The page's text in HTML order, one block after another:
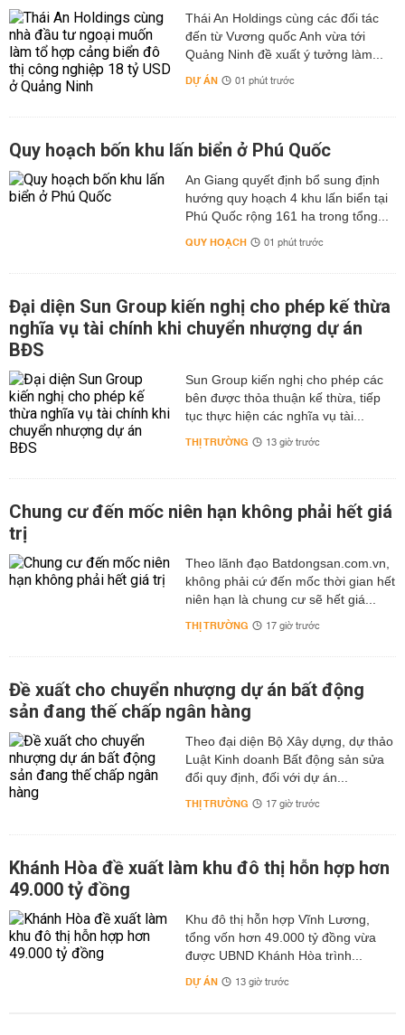
Thái An Holdings cùng các đối tác
đến từ Vương quốc Anh vừa tới
Quảng Ninh đề xuất ý tưởng làm...
DỰ ÁN 01 phút trước
Quy hoạch bốn khu lấn biển ở Phú Quốc
An Giang quyết định bổ sung định
hướng quy hoạch 4 khu lấn biển tại
Phú Quốc rộng 161 ha trong tổng...
QUY HOẠCH 01 phút trước
Đại diện Sun Group kiến nghị cho phép kế thừa
nghĩa vụ tài chính khi chuyển nhượng dự án
BĐS
Sun Group kiến nghị cho phép các
bên được thỏa thuận kế thừa, tiếp
tục thực hiện các nghĩa vụ tài...
THỊ TRƯỜNG 13 giờ trước
Chung cư đến mốc niên hạn không phải hết giá
trị
Theo lãnh đạo Batdongsan.com.vn,
không phải cứ đến mốc thời gian hết
niên hạn là chung cư sẽ hết giá...
THỊ TRƯỜNG 17 giờ trước
Đề xuất cho chuyển nhượng dự án bất động
sản đang thế chấp ngân hàng
Theo đại diện Bộ Xây dựng, dự thảo
Luật Kinh doanh Bất động sản sửa
đổi quy định, đối với dự án...
THỊ TRƯỜNG 17 giờ trước
Khánh Hòa đề xuất làm khu đô thị hỗn hợp hơn
49.000 tỷ đồng
Khu đô thị hỗn hợp Vĩnh Lương,
tổng vốn hơn 49.000 tỷ đồng vừa
được UBND Khánh Hòa trình...
DỰ ÁN 13 giờ trước